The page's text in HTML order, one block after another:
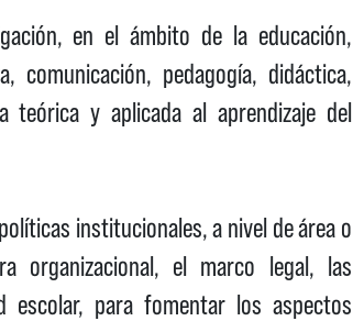
en el ámbito de la educación,
comunicación, pedagogía, didáctica,
teórica y aplicada al aprendizaje del
institucionales, a nivel de área o
organizacional, el marco legal, las
para fomentar los aspectos